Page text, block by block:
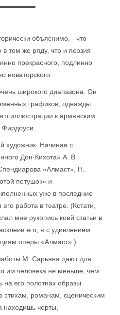
объяснимо, - что
в том же ряду, что и поэзия
прекрасного, подлинно
новаторского.
широкого диапазона. Он
графиков; однажды
иллюстрации к армянским
художник. Начиная с
Дон-Кихота» А. В.
«Алмаст», Н.
петушок» и
уже в последние
работа в театре. (Кстати,
мне рукопись коей статьи в
его, я с удивлением
оперы «Алмаст».)
М. Сарьяна дают для
им человека не меньше, чем
на его полотнах образы
стихам, романам, сценическим
находишь черты,